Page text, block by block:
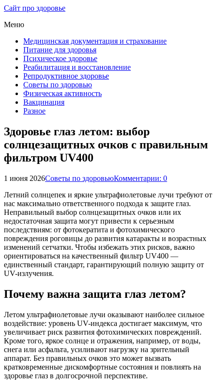
Сайт про здоровье
Меню
Медицинская документация и страхование
Питание для здоровья
Психическое здоровье
Реабилитация и восстановление
Репродуктивное здоровье
Советы по здоровью
Физическая активность
Вакцинация
Разное
Здоровье глаз летом: выбор
солнцезащитных очков с правильным
фильтром UV400
1 июня 2026Советы по здоровьюКомментарии: 0
Летний солнцепек и яркие ультрафиолетовые лучи требуют от
нас максимально ответственного подхода к защите глаз.
Неправильный выбор солнцезащитных очков или их
недостаточная защита могут привести к серьезным
последствиям: от фотокератита и фотохимического
повреждения роговицы до развития катаракты и возрастных
изменений сетчатки. Чтобы избежать этих рисков, важно
ориентироваться на качественный фильтр UV400 —
единственный стандарт, гарантирующий полную защиту от
UV-излучения.
Почему важна защита глаз летом?
Летом ультрафиолетовые лучи оказывают наиболее сильное
воздействие: уровень UV-индекса достигает максимум, что
увеличивает риск развития фотохимических повреждений.
Кроме того, яркое солнце и отражения, например, от воды,
снега или асфальта, усиливают нагрузку на зрительный
аппарат. Без правильных очков это может вызвать
кратковременные дискомфортные состояния и повлиять на
здоровье глаз в долгосрочной перспективе.